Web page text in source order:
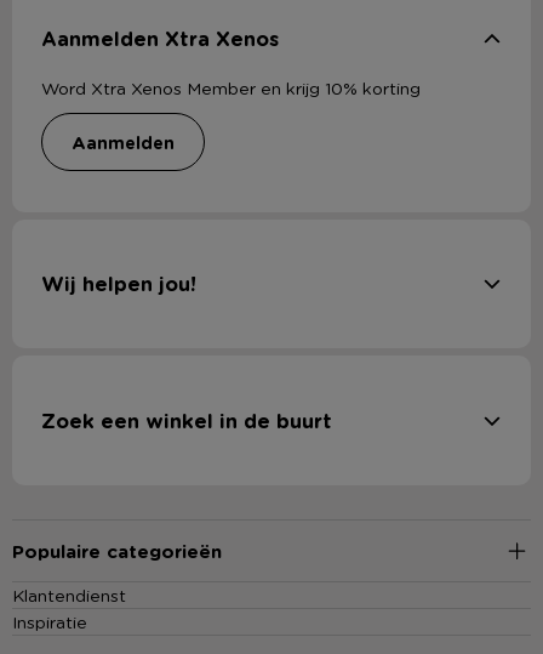
Aanmelden Xtra Xenos
Word Xtra Xenos Member en krijg 10% korting
aanmelden
Wij helpen jou!
Zoek een winkel in de buurt
Populaire categorieën
Klantendienst
Inspiratie